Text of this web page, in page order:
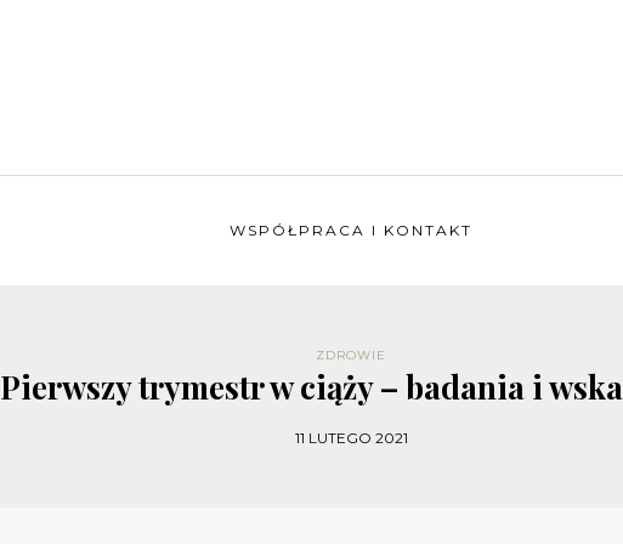
WSPÓŁPRACA I KONTAKT
ZDROWIE
Pierwszy trymestr w ciąży – badania i
11 LUTEGO 2021